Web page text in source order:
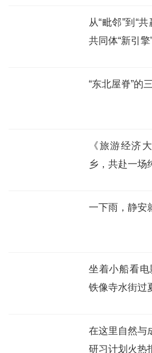
从“毗邻”到“
共同体“新引擎
“东北屋脊”的
《旅游经济
乡，共赴一场
一下雨，静安
坐着小船看
铁像寺水街过
在这里自然与
研习计划火热